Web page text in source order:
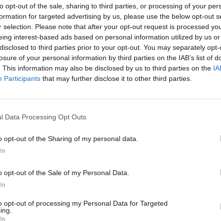
opt-out of the sale, sharing to third parties, or processing of your
for targeted advertising by us, please use the below opt-out
selection. Please note that after your opt-out request is processed
interest-based ads based on personal information utilized by us
to third parties prior to your opt-out. You may separately
of your personal information by third parties on the IAB’s list of
This information may also be disclosed by us to third parties on the
Participants that may further disclose it to other third parties.
Data Processing Opt Outs
opt-out of the Sharing of my personal data.
opt-out of the Sale of my Personal Data.
opt-out of processing my Personal Data for Targeted
è per le 10.30 del mattino di sabato 9 luglio nella casa dei
«Non perdetevi neanche un timbro sul Passaporto dei
Forti»
CULTURA
di Canegrate rinnova il suo
e con “Operazione Salvalibro”
2000 i nuovi libri che, attraverso i contributi del Mic,
saranno dismessi e lasciata a disposizione di tutti i lettori
accoglierli in casa propria